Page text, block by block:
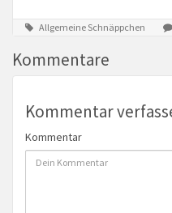
Allgemeine Schnäppchen
Kommentare
Kommentar
Kommentar